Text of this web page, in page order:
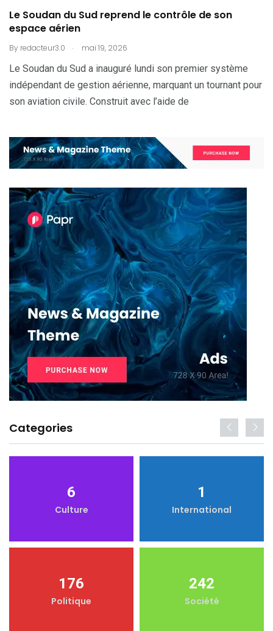
Le Soudan du Sud reprend le contrôle de son
espace aérien
By redacteur3.0 . mai 19, 2026
Le Soudan du Sud a inauguré lundi son premier système
indépendant de gestion aérienne, marquant un tournant pour
son aviation civile. Construit avec l’aide de
Categories
6
Culture
1
International
176
Politique
242
Société